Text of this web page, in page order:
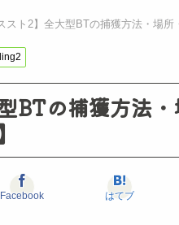
スト2】全大型BTの捕獲方法・場
BTの捕獲方法
Facebook はてブ